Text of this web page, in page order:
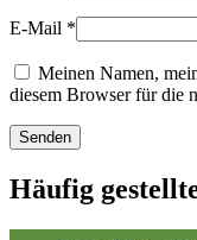
Tanks(2)
E-Mail *
Meinen Namen,
diesem Browser für die
Häufig